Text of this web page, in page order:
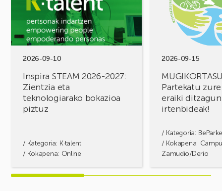
2026-09-10
Inspira STEAM 2026-2027:
Zientzia eta
teknologiarako bokazioa
piztuz
/ Kategoria: K·talent
/ Kokapena: Online
Zientzia
eta
teknologiarako
bokazioa
2026-09-15
Partekatu
eraiki ditzagun
irtenbideak!
/ Kategoria:
/ Kokapena:
Zamudio/Derio
Partekatu
erronkak,
irtenbideak!